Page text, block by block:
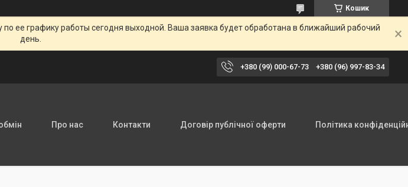
Кошик
ее графику работы сегодня выходной. Ваша заявка будет обработана в ближайший рабочий
день.
+380 (99) 000-67-73 +380 (96) 997-83-34
Про нас Контакти Договір публічної оферти Політика